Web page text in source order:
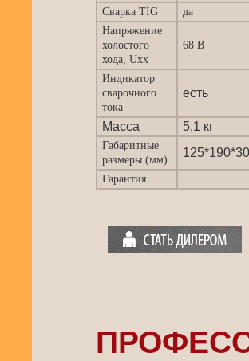
Сварка TIG да
Напряжение
холостого
хода, Uxx
68 В
Индикатор
сварочного
тока
есть
Масса 5,1 кг
Габаритные
размеры (мм)
Гарантия